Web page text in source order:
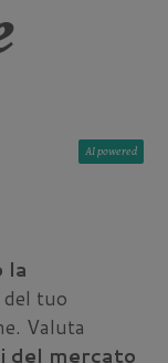
AI
la
tuo
Valuta
del mercato